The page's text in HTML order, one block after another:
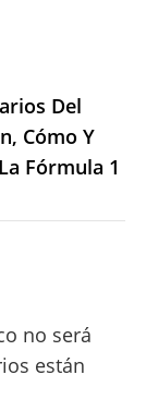
Del
Cómo Y
Fórmula 1
no será
están